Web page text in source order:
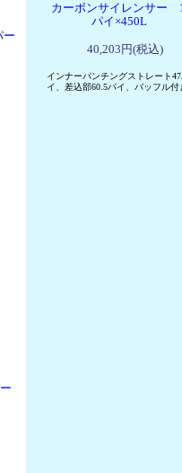
ー
カーボンサイレンサー
パイ×450L
40,203円(税込)
インナーパンチングストレート
イ、差込部60.5パイ、バッフル付